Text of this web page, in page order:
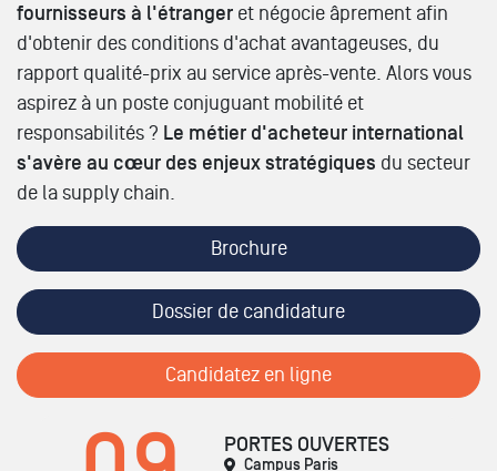
fournisseurs à l'étranger et négocie âprement afin
d'obtenir des conditions d'achat avantageuses, du
rapport qualité-prix au service après-vente. Alors vous
aspirez à un poste conjuguant mobilité et
responsabilités ? Le métier d'acheteur international
s'avère au cœur des enjeux stratégiques du secteur
de la supply chain.
Brochure
Dossier de candidature
Candidatez en ligne
PORTES OUVERTES
Campus Paris